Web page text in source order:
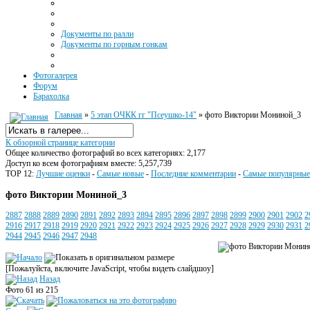
Документы по ралли
Документы по горным гонкам
Фотогалерея
Форум
Барахолка
Главная » 5 этап ОЧКК гг "Псеушко-14" » фото Виктории Мониной_3
К обзорной странице категории
Общее количество фотографий во всех категориях: 2,177
Доступ ко всем фотографиям вместе: 5,257,739
TOP 12: Лучшие оценки - Самые новые - Последние комментарии - Самые популярные
фото Виктории Мониной_3
2887 2888 2889 2890 2891 2892 2893 2894 2895 2896 2897 2898 2899 2900 2901 2902
2916 2917 2918 2919 2920 2921 2922 2923 2924 2925 2926 2927 2928 2929 2930 2931
2944 2945 2946 2947 2948
[Пожалуйста, включите JavaScript, чтобы видеть слайдшоу]
Назад
Фото 61 из 215